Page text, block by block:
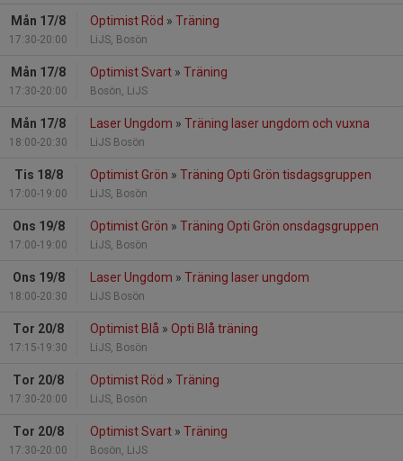
Mån 17/8
17:30-20:00
Optimist Röd » Träning
LiJS, Bosön
Mån 17/8
17:30-20:00
Optimist Svart » Träning
Bosön, LiJS
Mån 17/8
18:00-20:30
Laser Ungdom » Träning laser ungdom och vuxna
LiJS Bosön
Tis 18/8
17:00-19:00
Optimist Grön » Träning Opti Grön tisdagsgruppen
LiJS, Bosön
Ons 19/8
17:00-19:00
Optimist Grön » Träning Opti Grön onsdagsgruppen
LiJS, Bosön
Ons 19/8
18:00-20:30
Laser Ungdom » Träning laser ungdom
LiJS Bosön
Tor 20/8
17:15-19:30
Optimist Blå » Opti Blå träning
LiJS, Bosön
Tor 20/8
17:30-20:00
Optimist Röd » Träning
LiJS, Bosön
Tor 20/8
17:30-20:00
Optimist Svart » Träning
Bosön, LiJS